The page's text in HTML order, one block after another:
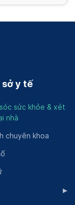
sở y tế
sức khỏe & xét
nhà
chuyên khoa
▸